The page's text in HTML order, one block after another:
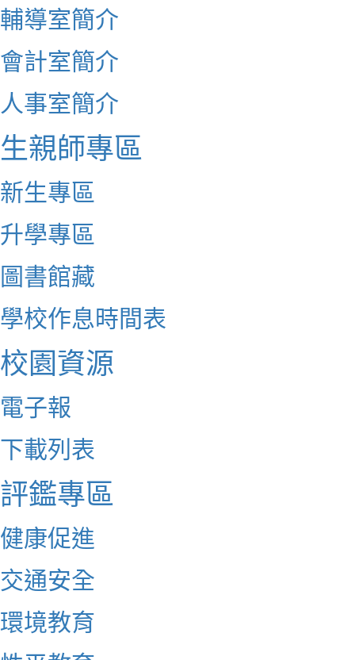
輔導室簡介
會計室簡介
人事室簡介
生親師專區
新生專區
升學專區
圖書館藏
學校作息時間表
校園資源
電子報
下載列表
評鑑專區
健康促進
交通安全
環境教育